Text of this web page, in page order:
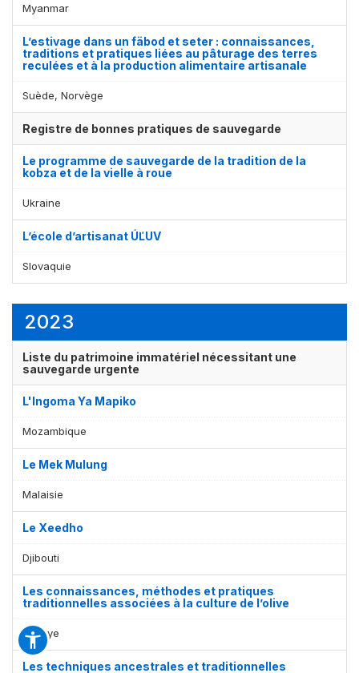
Myanmar
L’estivage dans un fäbod et seter : connaissances,
traditions et pratiques liées au pâturage des terres
reculées et à la production alimentaire artisanale
Suède, Norvège
Registre de bonnes pratiques de sauvegarde
Le programme de sauvegarde de la tradition de la
kobza et de la vielle à roue
Ukraine
L’école d’artisanat ÚĽUV
Slovaquie
2023
Liste du patrimoine immatériel nécessitant une
sauvegarde urgente
L'Ingoma Ya Mapiko
Mozambique
Le Mek Mulung
Malaisie
Le Xeedho
Djibouti
Les connaissances, méthodes et pratiques
traditionnelles associées à la culture de l’olive
Türkiye
Les techniques ancestrales et traditionnelles